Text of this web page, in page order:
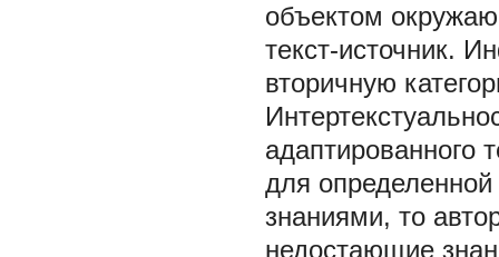
объектом
текст-источник.
вторичную
адаптированного
для
знаниями, то
недостающие